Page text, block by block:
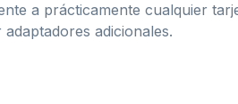
a prácticamente cualquier
adicionales.